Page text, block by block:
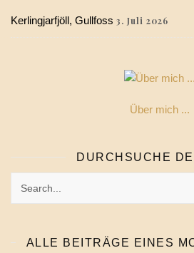
Kerlingjarfjöll, Gullfoss 3. Juli 2026
Über mich ...
DURCHSUCHE
ALLE BEITRÄGE EINES